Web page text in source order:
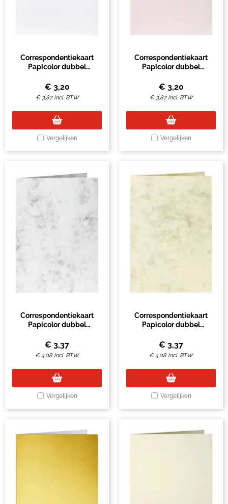
Correspondentiekaart
Papicolor dubbel
à 6 stuks
€ 3,20
€ 3,87 Incl. BTW
Vergelijken
Correspondentiekaart
Papicolor dubbel
à 6 stuks
€ 3,20
€ 3,87 Incl. BTW
Vergelijken
Correspondentiekaart
Papicolor dubbel
pak à 6 stuks
€ 3,37
€4,08 Incl. BTW
Vergelijken
Correspondentiekaart
Papicolor dubbel
pak à 6 stuks
€ 3,37
€4,08 Incl. BTW
Vergelijken